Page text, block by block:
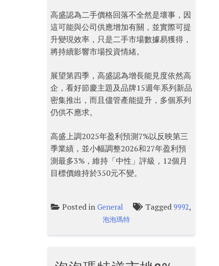
高盛認為二手價格回落不全然是壞事，因
這可能與公司供應增加有關，並實際可提
升變現效率，只是二手市場數據易獲得，
將持續影響市場投資情緒。
展望第四季，高盛認為增長能見度依然高
企，看好節慶主題及品牌15週年系列新品
密集推出，而且儘管產能提升，多個系列
仍供不應求。
高盛上調2025年盈利預測7%以反映第三
季業績，並小幅調整2026和27年盈利預
測最多3%，維持「中性」評級，12個月
目標價維持於350元不變。
Posted inGeneral Tagged9992,
泡泡瑪特